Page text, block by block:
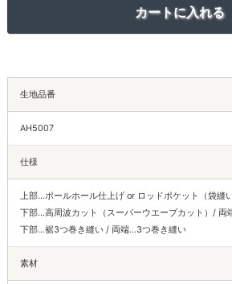
生地品番
AH5007
仕様
上部…ポールホール仕上げ or ロッドポケット（袋縫
下部…高周波カット（スーパーウエーブカット）/ 両
下部…裾3つ巻き縫い / 両端…3つ巻き縫い
素材